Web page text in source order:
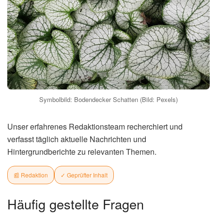
Symbolbild: Bodendecker Schatten (Bild: Pexels)
Unser erfahrenes Redaktionsteam recherchiert und
verfasst täglich aktuelle Nachrichten und
Hintergrundberichte zu relevanten Themen.
📰 Redaktion ✓ Geprüfter Inhalt
Häufig gestellte Fragen